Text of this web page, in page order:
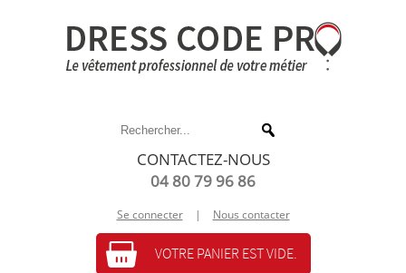
CONTACTEZ-NOUS
04 80 79 96 86
Se connecter | Nous contacter
VOTRE PANIER EST VIDE.